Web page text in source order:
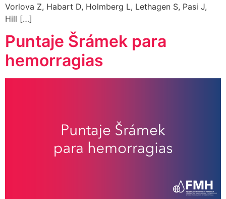
Vorlova Z, Habart D, Holmberg L, Lethagen S, Pasi J,
Hill […]
Puntaje Šrámek para
hemorragias